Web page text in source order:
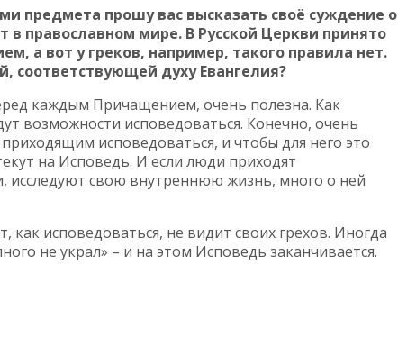
предмета прошу вас высказать своё суждение о
православном мире. В Русской Церкви принято
а вот у греков, например, такого правила нет.
соответствующей духу Евангелия?
каждым Причащением, очень полезна. Как
возможности исповедоваться. Конечно, очень
исповедоваться, и чтобы для него это
на Исповедь. И если люди приходят
исследуют свою внутреннюю жизнь, много о ней
исповедоваться, не видит своих грехов. Иногда
не украл» – и на этом Исповедь заканчивается.